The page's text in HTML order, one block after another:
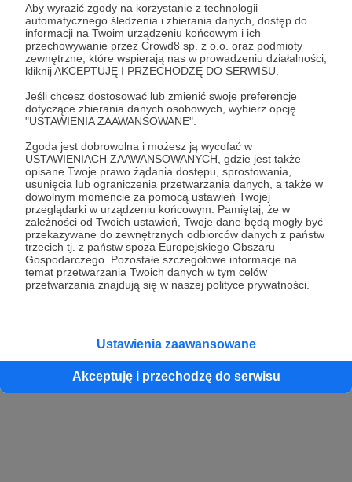
Aby wyrazić zgody na korzystanie z technologii
automatycznego śledzenia i zbierania danych, dostęp do
informacji na Twoim urządzeniu końcowym i ich
przechowywanie przez Crowd8 sp. z o.o. oraz podmioty
zewnętrzne, które wspierają nas w prowadzeniu działalności,
kliknij AKCEPTUJĘ I PRZECHODZĘ DO SERWISU.
Jeśli chcesz dostosować lub zmienić swoje preferencje
dotyczące zbierania danych osobowych, wybierz opcję
"USTAWIENIA ZAAWANSOWANE".
Zgoda jest dobrowolna i możesz ją wycofać w
USTAWIENIACH ZAAWANSOWANYCH, gdzie jest także
opisane Twoje prawo żądania dostępu, sprostowania,
usunięcia lub ograniczenia przetwarzania danych, a także w
dowolnym momencie za pomocą ustawień Twojej
przeglądarki w urządzeniu końcowym. Pamiętaj, że w
zależności od Twoich ustawień, Twoje dane będą mogły być
przekazywane do zewnętrznych odbiorców danych z państw
trzecich tj. z państw spoza Europejskiego Obszaru
Gospodarczego. Pozostałe szczegółowe informacje na
temat przetwarzania Twoich danych w tym celów
przetwarzania znajdują się w naszej polityce prywatności.
Ustawienia zaawansowane
Akceptuję i przechodzę do serwisu
Zapamiętaj mnie Zapomniałeś hasła?
Zaloguj
lub
Kontynuuj z Google
Kontynuuj z Facebook
Kontynuuj z Apple
konta przez osobę niepełnoletnią” dostępny w regulaminie Patronite.pl